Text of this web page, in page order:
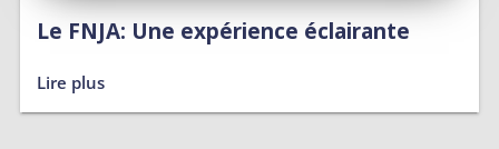
Le FNJA: Une expérience éclairante
Lire plus